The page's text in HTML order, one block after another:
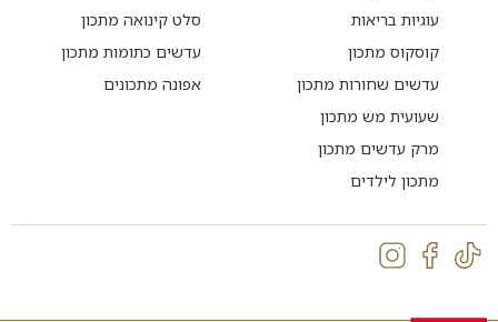
עוגיות בריאות
קוסקוס מתכון
עדשים שחורות מתכון
שעועית מש מתכון
מרק עדשים מתכון
מתכון לילדים
סלט קינואה מתכון
עדשים כתומות מתכון
אפונה מתכונים